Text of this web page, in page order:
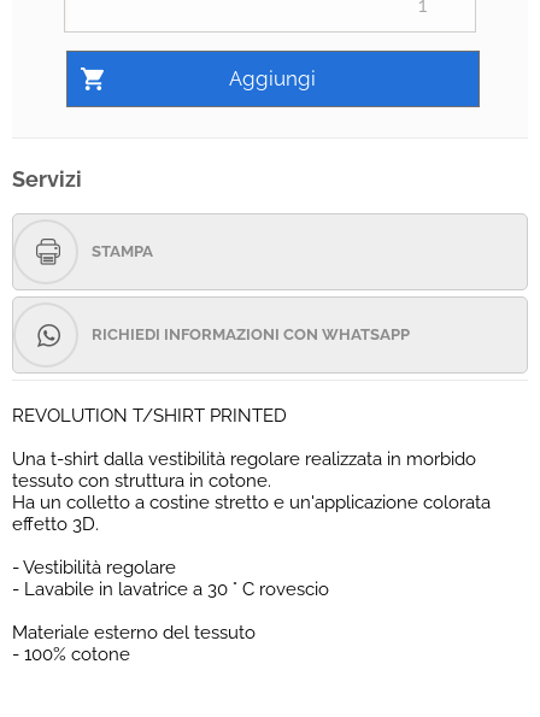
Servizi
STAMPA
RICHIEDI INFORMAZIONI CON WHATSAPP
REVOLUTION T/SHIRT PRINTED
Una t-shirt dalla vestibilità regolare realizzata in morbido
tessuto con struttura in cotone.
Ha un colletto a costine stretto e un'applicazione colorata
effetto 3D.
- Vestibilità regolare
- Lavabile in lavatrice a 30 ° C rovescio
Materiale esterno del tessuto
- 100% cotone